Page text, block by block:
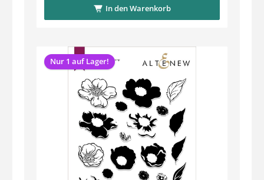
In den Warenkorb
Nur 1 auf Lager!